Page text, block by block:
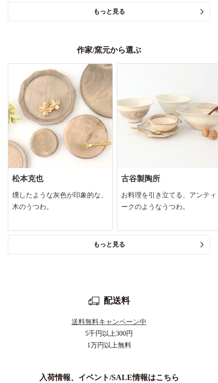
もっと見る
作家/窯元から選ぶ
松本克也
燻したような灰色が印象的な、
木のうつわ。
古谷製陶所
お料理を引き立てる、アンティ
ークのようなうつわ。
もっと見る
配送料
送料無料キャンペーン中
5千円以上300円
1万円以上無料
入荷情報、イベント/SALE情報はこちら